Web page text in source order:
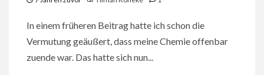
In einem früheren Beitrag hatte ich schon die
Vermutung geäußert, dass meine Chemie offenbar
zuende war. Das hatte sich nun...